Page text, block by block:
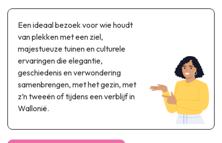
Geschiedenis
Wetenschapsparken
Auto- & spoorerfgoed
Industrieel erfgoed & architecturale kunstwerken
Streekproducten
Thema & recreatiepark
Recreatie- & waterpretparken
DOWNLOAD DE GIDS
Een ideaal bezoek voor wie houdt
van plekken met een ziel,
majestueuze tuinen en culturele
ervaringen die elegantie,
geschiedenis en verwondering
samenbrengen, met het gezin, met
z’n tweeën of tijdens een verblijf in
Wallonië.